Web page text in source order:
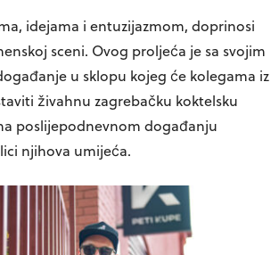
idejama i entuzijazmom, doprinosi
sceni. Ovog proljeća je sa svojim
u sklopu kojeg će kolegama iz
živahnu zagrebačku koktelsku
poslijepodnevnom događanju
njihova umijeća.